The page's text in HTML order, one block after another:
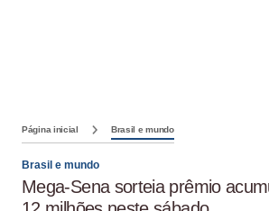
Página inicial Brasil e mundo
Brasil e mundo
Mega-Sena sorteia prêmio